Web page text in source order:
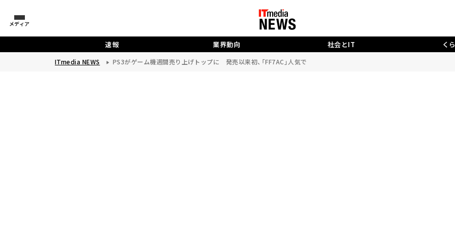
メディア
速報 業界動向 社会とIT く
ITmedia NEWS PS3がゲーム機週間売り上げトップに 発売以来初、「FF7AC」人気で